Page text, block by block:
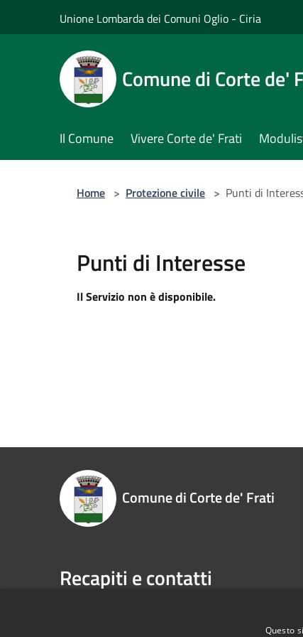
Unione Lombarda dei Comuni Oglio - Ciria
Comune di Corte de'
Il Comune Vivere Corte de' Frati
Home > Protezione civile > Punti di
Punti di Interesse
Il Servizio non è disponibile.
Comune di Corte de' Frati
Recapiti e contatti
Questo